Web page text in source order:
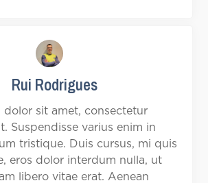
Rui Rodrigues
dolor sit amet, consectetur
Suspendisse varius enim in
tristique. Duis cursus, mi quis
eros dolor interdum nulla, ut
libero vitae erat. Aenean